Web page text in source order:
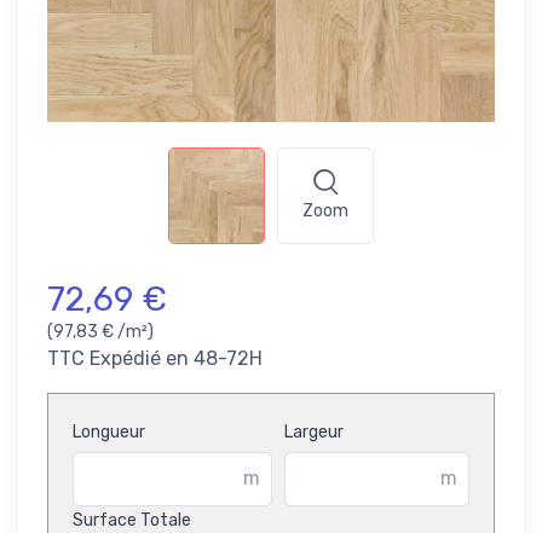
Zoom
72,69 €
(97,83 € /m²)
TTC Expédié en 48-72H
Longueur
m
Largeur
m
Surface Totale